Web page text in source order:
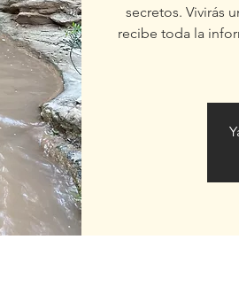
secretos. Vivirás
recibe toda la